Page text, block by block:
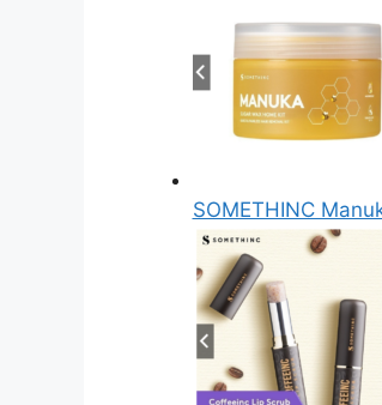
SOMETHINC